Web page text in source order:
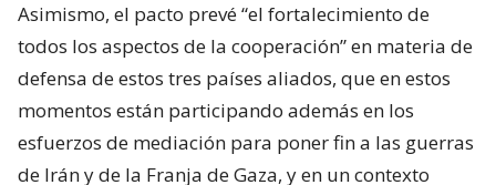
Asimismo, el pacto prevé “el fortalecimiento de
todos los aspectos de la cooperación” en materia de
defensa de estos tres países aliados, que en estos
momentos están participando además en los
esfuerzos de mediación para poner fin a las guerras
de Irán y de la Franja de Gaza, y en un contexto